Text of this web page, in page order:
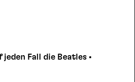
Fall die Beatles •